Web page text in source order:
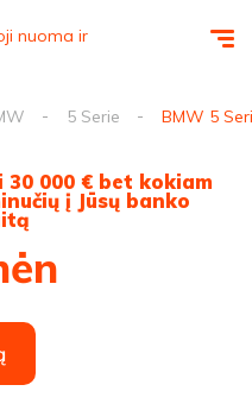
5 Serie BMW 5
000 € bet kokiam
į Jūsų banko